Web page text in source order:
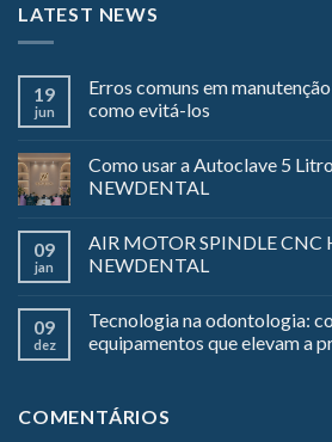
LATEST NEWS
19
jun
Erros comuns em
como evitá-los
Como usar a Autoclave 5
NEWDENTAL
09
jan
AIR MOTOR SPINDLE CNC
NEWDENTAL
09
dez
Tecnologia na odontologia:
equipamentos que elevam a
COMENTÁRIOS